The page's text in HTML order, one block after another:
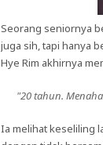
Seorang seniornya
juga sih, tapi hanya
Hye Rim akhirnya
"20 tahun.
Ia melihat keseliling